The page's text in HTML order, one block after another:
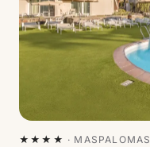
★★★★ · MASPALOMAS